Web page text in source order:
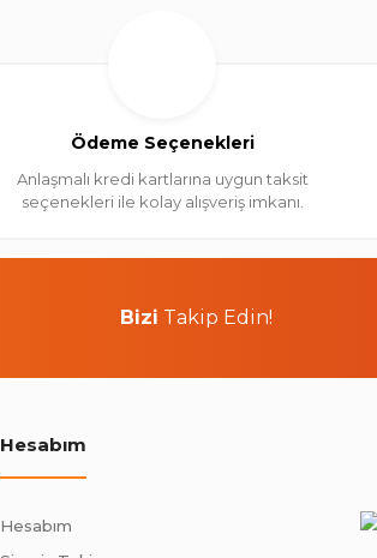
Ödeme Seçenekleri
Anlaşmalı kredi kartlarına uygun taksit
seçenekleri ile kolay alışveriş imkanı.
Bizi Takip Edin!
Hesabım
Hesabım